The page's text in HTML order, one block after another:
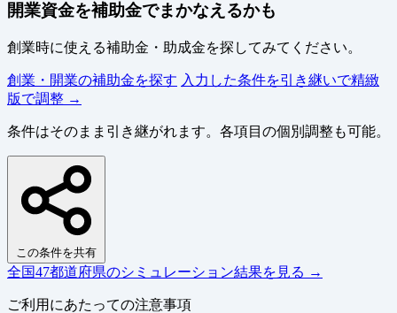
開業資金を補助金でまかなえるかも
創業時に使える補助金・助成金を探してみてください。
創業・開業の補助金を探す 入力した条件を引き継いで精緻
版で調整 →
条件はそのまま引き継がれます。各項目の個別調整も可能。
この条件を共有
全国47都道府県のシミュレーション結果を見る →
ご利用にあたっての注意事項